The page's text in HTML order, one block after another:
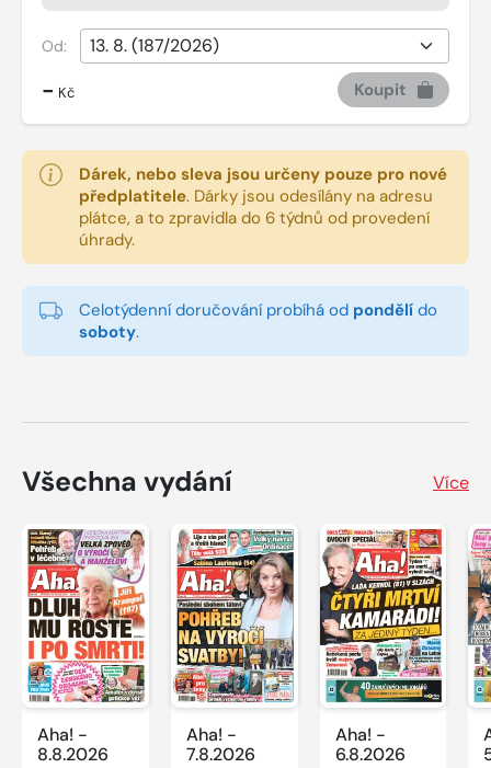
Od:
- Kč Koupit
Dárek, nebo sleva jsou určeny pouze pro nové
předplatitele. Dárky jsou odesílány na adresu
plátce, a to zpravidla do 6 týdnů od provedení
úhrady.
Celotýdenní doručování probíhá od pondělí do
soboty.
Všechna vydání Více
Aha! -
8.8.2026
Aha! -
7.8.2026
Aha! -
6.8.2026